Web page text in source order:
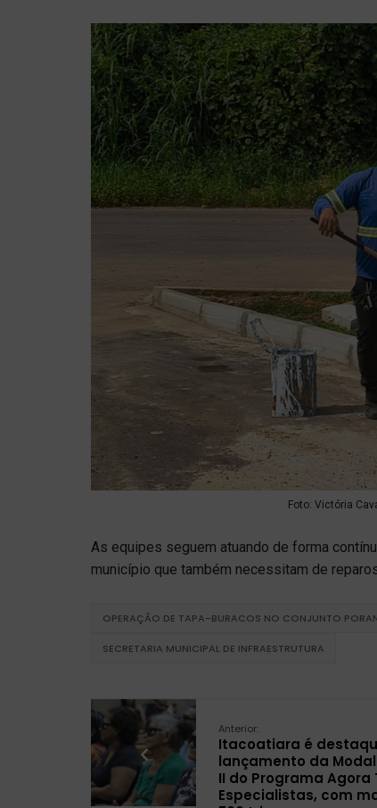
Foto: Victória
As equipes seguem atuando de forma
município que também necessitam de
OPERAÇÃO DE TAPA-BURACOS NO CONJUNTO
SECRETARIA MUNICIPAL DE INFRAESTRUTURA
Anterior:
Itacoatiara é
lançamento da
II do Programa Agora
Especialistas, com